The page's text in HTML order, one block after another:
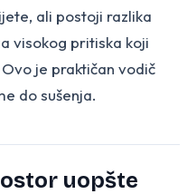
ali postoji razlika
visokog pritiska koji
je praktičan vodič
do sušenja.
uopšte